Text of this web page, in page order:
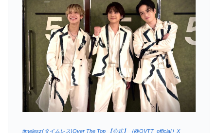
timelesz(タイムレス)Over The Top 【公式】（@OVTT_official）X